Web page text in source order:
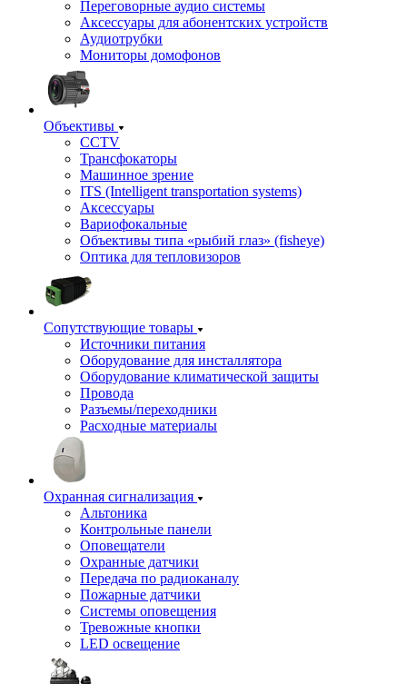
Переговорные аудио системы
Аксессуары для абонентских устройств
Аудиотрубки
Мониторы домофонов
Объективы
CCTV
Трансфокаторы
Машинное зрение
ITS (Intelligent transportation systems)
Аксессуары
Вариофокальные
Объективы типа «рыбий глаз» (fisheye)
Оптика для тепловизоров
Сопутствующие товары
Источники питания
Оборудование для инсталлятора
Оборудование климатической защиты
Провода
Разъемы/переходники
Расходные материалы
Охранная сигнализация
Альтоника
Контрольные панели
Оповещатели
Охранные датчики
Передача по радиоканалу
Пожарные датчики
Системы оповещения
Тревожные кнопки
LED освещение